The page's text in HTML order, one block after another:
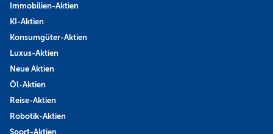
Immobilien-Aktien
KI-Aktien
Konsumgüter-Aktien
Luxus-Aktien
Neue Aktien
Öl-Aktien
Reise-Aktien
Robotik-Aktien
Sport-Aktien